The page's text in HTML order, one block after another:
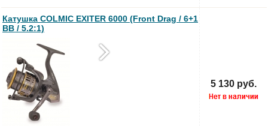
Катушка COLMIC EXITER 6000 (Front Drag / 6+1
BB / 5.2:1)
5 130 руб.